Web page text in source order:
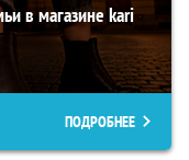
в магазине kari
ПОДРОБНЕЕ